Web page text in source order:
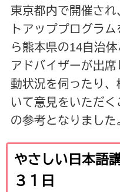
東京都内で開催さ
トアッププログラ
ら熊本県の14自治
アドバイザーが出
動状況を伺ったり
いて意見をいただ
の参考となりました
やさしい日本
３１日